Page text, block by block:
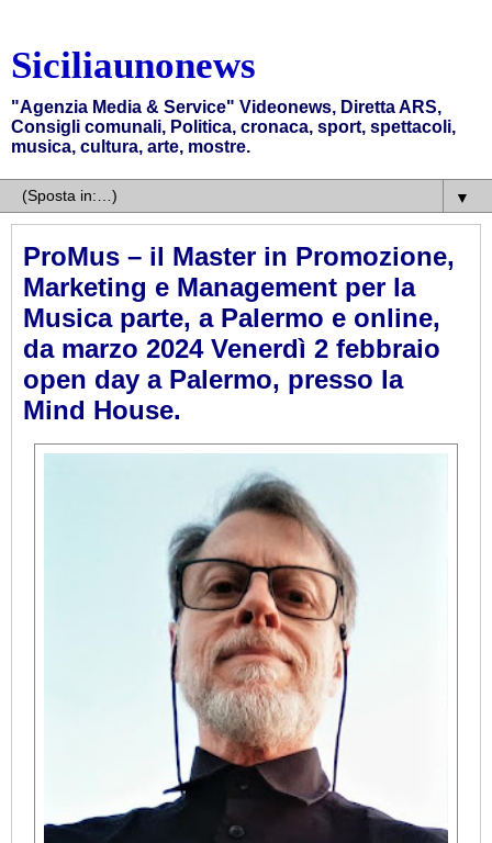
Siciliaunonews
"Agenzia Media & Service" Videonews, Diretta ARS,
Consigli comunali, Politica, cronaca, sport, spettacoli,
musica, cultura, arte, mostre.
▼
ProMus – il Master in Promozione,
Marketing e Management per la
Musica parte, a Palermo e online,
da marzo 2024 Venerdì 2 febbraio
open day a Palermo, presso la
Mind House.